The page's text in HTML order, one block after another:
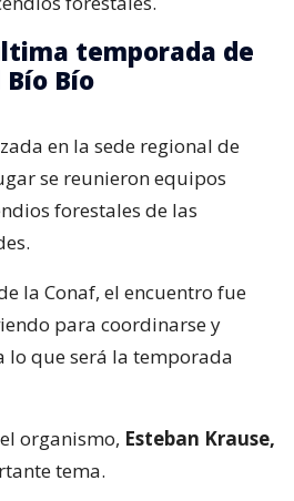
temporada de
Bío
en la sede regional de
se reunieron equipos
forestales de las
la Conaf, el encuentro fue
para coordinarse y
lo que será la temporada
organismo, Esteban Krause,
tema.